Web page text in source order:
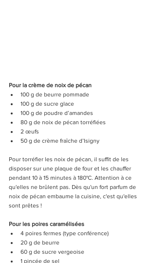
Pour la crème de noix de pécan
100 g de beurre pommade
100 g de sucre glace
100 g de poudre d’amandes
80 g de noix de pécan torréfiées
2 œufs
50 g de crème fraîche d’Isigny
Pour torréfier les noix de pécan, il suffit de les
disposer sur une plaque de four et les chauffer
pendant 10 à 15 minutes à 180°C. Attention à ce
qu'elles ne brûlent pas. Dès qu'un fort parfum de
noix de pécan embaume la cuisine, c'est qu'elles
sont prêtes !
Pour les poires caramélisées
4 poires fermes (type conférence)
20 g de beurre
60 g de sucre vergeoise
1 pincée de sel